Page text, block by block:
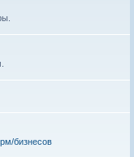
бизнесов